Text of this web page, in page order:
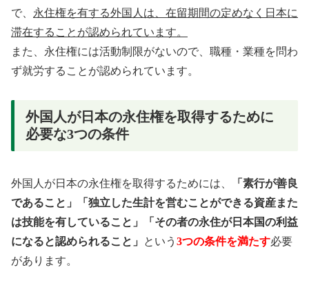
で、 永住権を有する外国人は、在留期間の定めなく日本に
滞在することが認められています。
また、永住権には活動制限がないので、職種・業種を問わ
ず就労することが認められています。
外国人が日本の永住権を取得するために
必要な3つの条件
外国人が日本の永住権を取得するためには、
「素行が善良
であること」「独立した生計を営むことができる資産また
は技能を有していること」「その者の永住が日本国の利益
になると認められること」
という 3つの条件を満たす必要
があります。